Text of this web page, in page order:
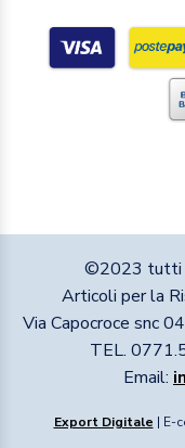
©2023 tutti i
Articoli per la
Via Capocroce snc
TEL.
Email:
Export Digitale | E-